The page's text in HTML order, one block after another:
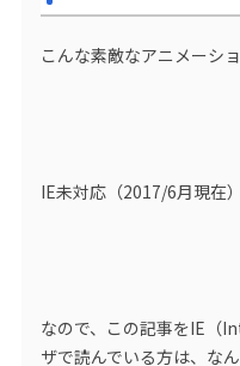
こんな素敵なアニメーシ
IE未対応（2017/6月現在）
なので、この記事をIE（
ザで読んでいる方は、な